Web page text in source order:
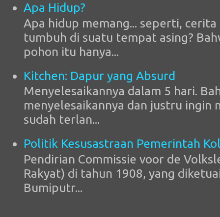
Apa Hidup?
Apa hidup memang... seperti,
tumbuh di suatu tempat asing?
pohon itu hanya...
Kitchen: Dapur yang Absurd
Menyelesaikannya dalam 5 hari.
menyelesaikannya dan justru ingin
sudah terlan...
Politik Kesusastraan Pemerintah
Pendirian Commissie voor de
Rakyat) di tahun 1908, yang
Bumiputr...